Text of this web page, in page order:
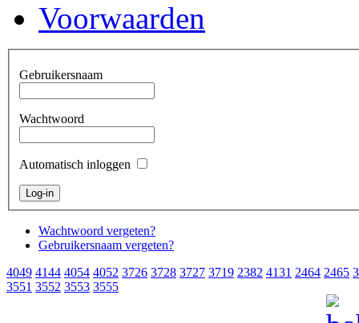
Voorwaarden
Gebruikersnaam
Wachtwoord
Automatisch inloggen
Wachtwoord vergeten?
Gebruikersnaam vergeten?
4049 4144 4054 4052 3726 3728 3727 3719 2382 4131 2464 2465
3551 3552 3553 3555